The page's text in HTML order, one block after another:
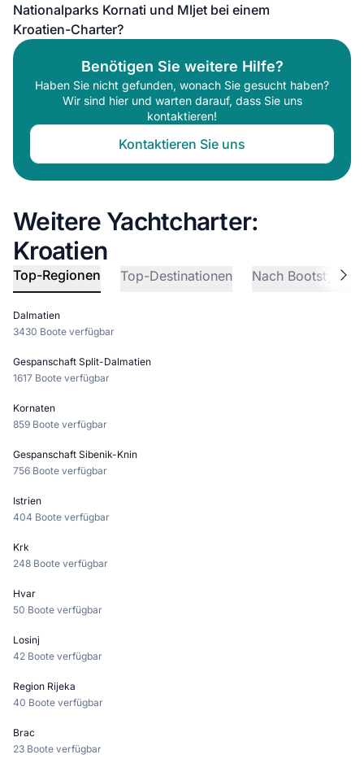
Nationalparks Kornati und Mljet bei einem
Kroatien-Charter?
Benötigen Sie weitere Hilfe?
Haben Sie nicht gefunden, wonach Sie gesucht haben?
Wir sind hier und warten darauf, dass Sie uns
kontaktieren!
Kontaktieren Sie uns
Weitere Yachtcharter:
Kroatien
Top-Regionen Top-Destinationen Nach Bootstyp
Dalmatien
3430 Boote verfügbar
Gespanschaft Split-Dalmatien
1617 Boote verfügbar
Kornaten
859 Boote verfügbar
Gespanschaft Sibenik-Knin
756 Boote verfügbar
Istrien
404 Boote verfügbar
Krk
248 Boote verfügbar
Hvar
50 Boote verfügbar
Losinj
42 Boote verfügbar
Region Rijeka
40 Boote verfügbar
Brac
23 Boote verfügbar